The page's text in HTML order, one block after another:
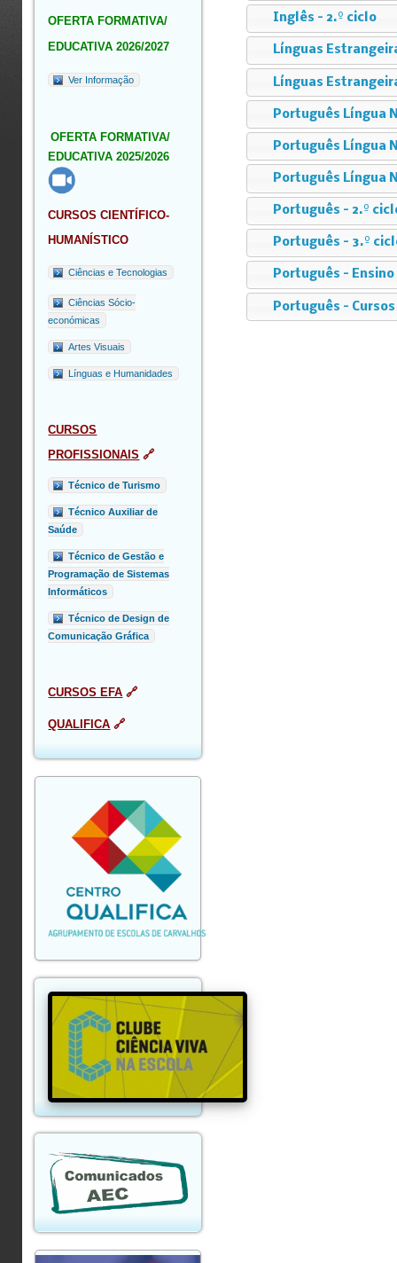
Inglês - 2.º ciclo
Línguas
Línguas
Português Língua
Português Língua
Português Língua
Português – 2.º
Português – 3.º
Português –
Português –
OFERTA FORMATIVA/
EDUCATIVA 2026/2027
Ver Informação
OFERTA FORMATIVA/
EDUCATIVA 2025/2026
CURSOS CIENTÍFICO-
HUMANÍSTICO
Ciências e Tecnologias
Ciências Sócio-
económicas
Artes Visuais
Línguas e Humanidades
CURSOS
PROFISSIONAIS 🔗
Técnico de Turismo
Técnico Auxiliar de
Saúde
Técnico de Gestão e
Programação de Sistemas
Informáticos
Técnico de Design de
Comunicação Gráfica
CURSOS EFA 🔗
QUALIFICA 🔗